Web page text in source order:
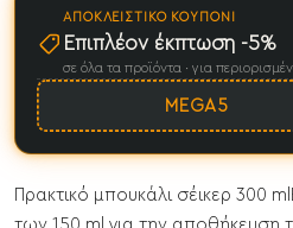
ΑΠΟΚΛΕΙΣΤΙΚΌ ΚΟΥΠΌΝΙ
Επιπλέον έκπτωση -5%
σε όλα τα προϊόντα · για
MEGA5
Πρακτικό μπουκάλι σέικερ 300